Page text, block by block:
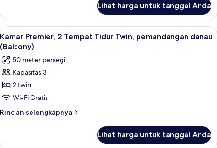
pemandangan
danau
(Balcony)
Kamar
Premier,
1
Tempat
Tidur
King,
pemandangan
(Balcony)
Lihat harga untuk tanggal Anda
Lihat
semua
foto
untuk
Kamar
Premier,
2
Tempat
pemandangan
Seprai premium, minibar, brankas,
8
Kamar Premier, 2 Tempat Tidur Twin, pemandangan danau
(Balcony)
50 meter persegi
Kapasitas 3
2 twin
Wi-Fi Gratis
Rincian selengkapnya
Rincian
Lihat harga untuk tanggal Anda